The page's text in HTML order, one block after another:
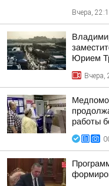
Вчера,
Юрием
Вчера,
работы